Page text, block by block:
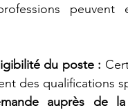
du poste :
des qualifications
auprès de